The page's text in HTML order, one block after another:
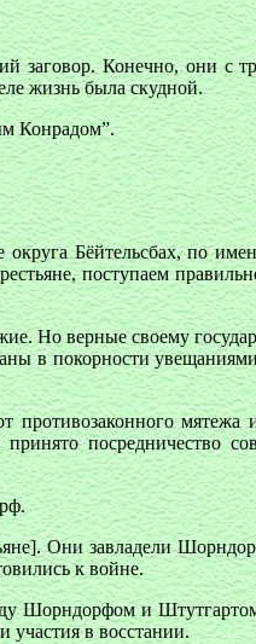
заговор. Конечно, они с
жизнь была скудной.
Конрадом”.
Бёйтельсбах, по
поступаем
Но верные своему
в покорности
противозаконного мятежа
посредничество
Они завладели
к войне.
Шорндорфом и
в восстании.